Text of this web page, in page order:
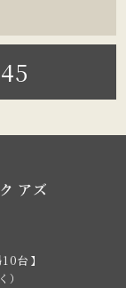
台】